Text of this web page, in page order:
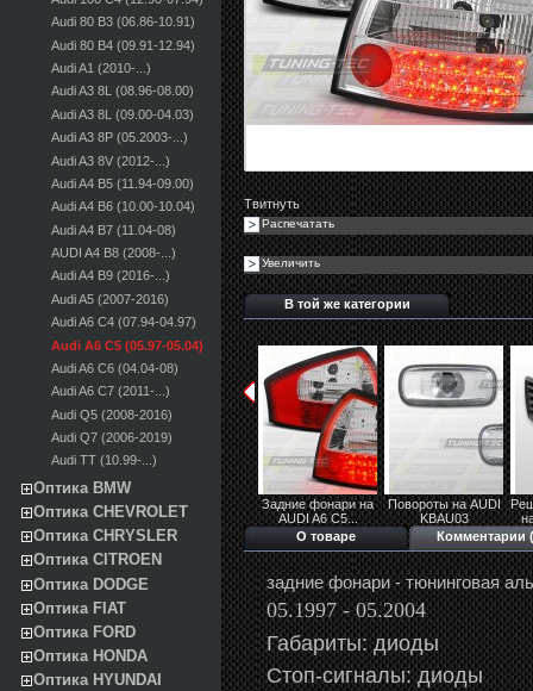
Audi 80 B3 (06.86-10.91)
Audi 80 B4 (09.91-12.94)
Audi A1 (2010-...)
Audi A3 8L (08.96-08.00)
Audi A3 8L (09.00-04.03)
Audi A3 8P (05.2003-...)
Audi A3 8V (2012-...)
Audi A4 B5 (11.94-09.00)
Audi A4 B6 (10.00-10.04)
Audi A4 B7 (11.04-08)
AUDI A4 B8 (2008-...)
Audi A4 B9 (2016-...)
Audi A5 (2007-2016)
Audi A6 C4 (07.94-04.97)
Audi A6 C5 (05.97-05.04)
Audi A6 C6 (04.04-08)
Audi A6 C7 (2011-...)
Audi Q5 (2008-2016)
Audi Q7 (2006-2019)
Audi TT (10.99-...)
Оптика BMW
Оптика CHEVROLET
Оптика CHRYSLER
Оптика CITROEN
Оптика DODGE
Оптика FIAT
Оптика FORD
Оптика HONDA
Оптика HYUNDAI
Твитнуть
Распечатать
Увеличить
В той же категории
Задние фонари на
AUDI A6 C5...
Повороты на AUDI
KBAU03
О товаре
Комментарии
задние фонари - тюнинговая
05.1997 - 05.2004
Габариты: диоды
Стоп-сигналы: диоды